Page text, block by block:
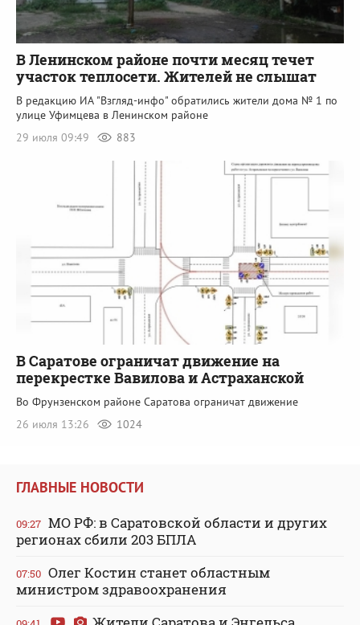
В Ленинском районе почти месяц течет
участок теплосети. Жителей не слышат
В редакцию ИА "Взгляд-инфо" обратились жители дома № 1 по
улице Уфимцева в Ленинском районе
29 июля 09:49
883
В Саратове ограничат движение на
перекрестке Вавилова и Астраханской
Во Фрунзенском районе Саратова ограничат движение
26 июля 13:26
1024
ГЛАВНЫЕ НОВОСТИ
09:27 МО РФ: в Саратовской области и других
регионах сбили 203 БПЛА
07:50 Олег Костин станет областным
министром здравоохранения